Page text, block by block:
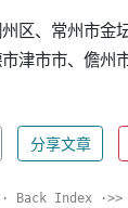
区、常州市金
津市市、儋州
分享文章
Back Index ·>>